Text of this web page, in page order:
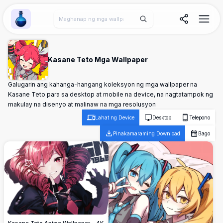
Wallpaper Alchemy
Kasane Teto Mga Wallpaper
Galugarin ang kahanga-hangang koleksyon ng mga wallpaper na
Kasane Teto para sa desktop at mobile na device, na nagtatampok ng
makulay na disenyo at malinaw na mga resolusyon
Lahat ng Device Desktop Telepono
Pinakamaraming Download Bago